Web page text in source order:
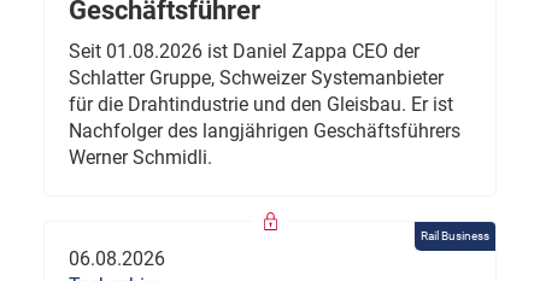
Geschäftsführer
Seit 01.08.2026 ist Daniel Zappa CEO der
Schlatter Gruppe, Schweizer Systemanbieter
für die Drahtindustrie und den Gleisbau. Er ist
Nachfolger des langjährigen Geschäftsführers
Werner Schmidli.
Rail Business
06.08.2026